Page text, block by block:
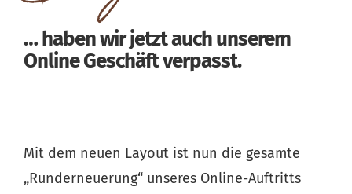
… haben wir jetzt auch unserem
Online Geschäft verpasst.
Mit dem neuen Layout ist nun die gesamte
„Runderneuerung“ unseres Online-Auftritts